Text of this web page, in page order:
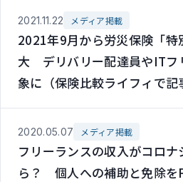
2021.11.22 メディア掲載
2021年9月から労災保険「特
大 デリバリー配達員やITフ
象に（保険比較ライフィで記
2020.05.07 メディア掲載
フリーランスの収入がコロ
ら？ 個人への補助と免除を